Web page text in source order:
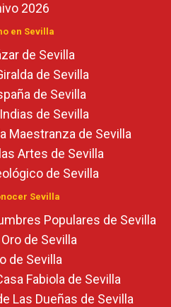
2026
en Sevilla
de Sevilla
de Sevilla
de Sevilla
de Sevilla
Maestranza de Sevilla
Artes de Sevilla
de Sevilla
Sevilla
Populares de Sevilla
de Sevilla
de Sevilla
Fabiola de Sevilla
Las Dueñas de Sevilla